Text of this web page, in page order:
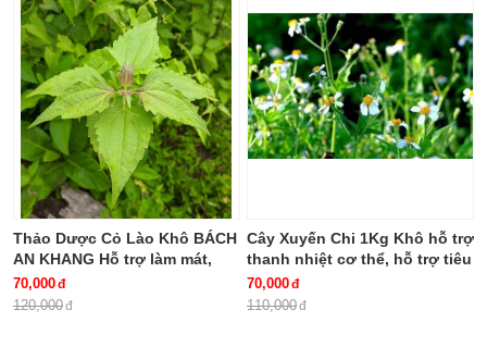
Thảo Dược Cỏ Lào Khô BÁCH
AN KHANG Hỗ trợ làm mát,
giảm viêm, hỗ trợ tiêu hóa
70,000
120,000
Cây Xuyến Chi 1Kg Khô hỗ trợ
thanh nhiệt cơ thể, hỗ trợ tiêu
hóa BÁCH AN KHANG
70,000
110,000